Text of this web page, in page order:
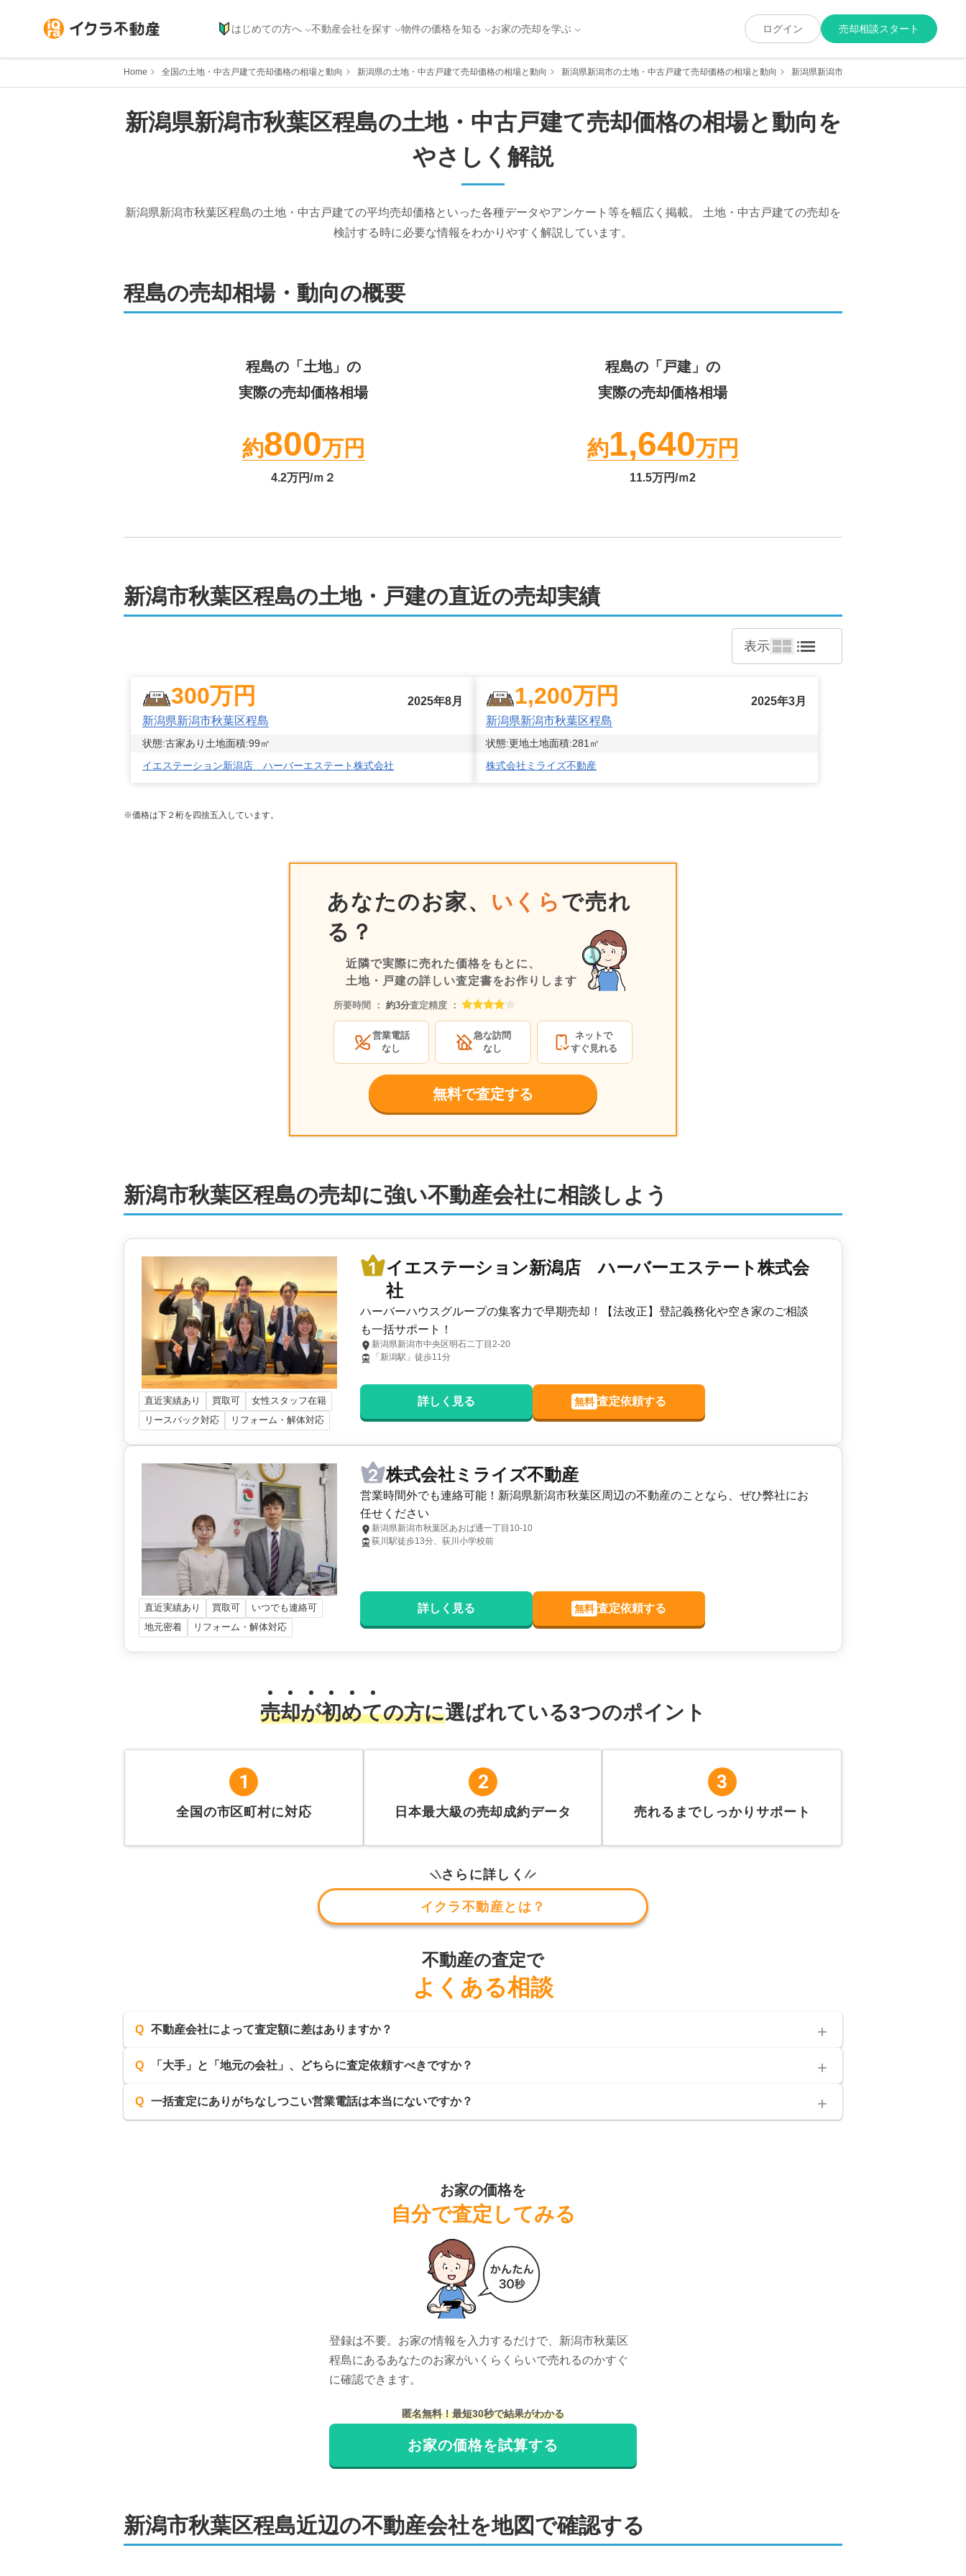
はじめての方へ 不動産会社を探す 物件の価格を知る お家の売却を学ぶ ログイン 売却相談スタート
Home 全国の土地・中古戸建て売却価格の相場と動向 新潟県の土地・中古戸建て売却価格の相場と動向 新潟県新潟市の土地・中古戸建て売却価格の相場と動向 新潟県新潟市秋葉区の土地・中古戸建て売
新潟県新潟市秋葉区程島の土地・中古戸建て売却価格の相場と動向を
やさしく解説
新潟県新潟市秋葉区程島の土地・中古戸建ての平均売却価格といった各種データやアンケート等を幅広く掲載。 土地・中古戸建ての売却を
検討する時に必要な情報をわかりやすく解説しています。
程島の売却相場・動向の概要
程島の「土地」の
実際の売却価格相場
約800万円
4.2万円/ｍ２
程島の「戸建」の
実際の売却価格相場
約1,640万円
11.5万円/ｍ2
新潟市秋葉区程島の土地・戸建の直近の売却実績
表示
300万円
2025年8月
新潟県新潟市秋葉区程島
状態:古家あり 土地面積:99㎡
イエステーション新潟店 ハーバーエステート株式会社
1,200万円
2025年3月
新潟県新潟市秋葉区程島
状態:更地土地面積:281 ㎡
株式会社ミライズ不動産
※価格は下２桁を四捨五入しています。
あなたのお家、 いくら で売れ
る？
近隣で実際に売れた価格をもとに、
土地・戸建の詳しい査定書をお作りします
所要時間 ： 約3分査定精度 ：
営業電話
なし
急な訪問
なし
ネットで
すぐ見れる
無料で査定する
新潟市秋葉区程島の売却に強い不動産会社に相談しよう
直近実績あり 買取可
女性スタッフ在籍
リースバック対応
リフォーム・解体対応
イエステーション新潟店 ハーバーエステート株式会
社
ハーバーハウスグループの集客力で早期売却！【法改正】登記義務化や空き家のご相談
も一括サポート！
新潟県新潟市中央区明石二丁目2-20
「新潟駅」徒歩11分
詳しく見る 無料 査定依頼する
直近実績あり 買取可
いつでも連絡可
地元密着
リフォーム・解体対応
株式会社ミライズ不動産
営業時間外でも連絡可能！新潟県新潟市秋葉区周辺の不動産のことなら、ぜひ弊社にお
任せください
新潟県新潟市秋葉区あおば通一丁目10-10
荻川駅徒歩13分、荻川小学校前
詳しく見る 無料 査定依頼する
売却が初めての方に選ばれている3つのポイント
1
全国の市区町村に対応
2
日本最大級の売却成約データ
3
売れるまでしっかりサポート
さらに詳しく
イクラ不動産とは？
不動産の査定で
よくある相談
Q 不動産会社によって査定額に差はありますか？
Q 「大手」と「地元の会社」、どちらに査定依頼すべきですか？
Q 一括査定にありがちなしつこい営業電話は本当にないですか？
お家の価格を
自分で査定してみる
登録は不要。お家の情報を入力するだけで、 新潟市秋葉区
程島にあるあなたのお家がいくらくらいで売れるのかすぐ
に確認できます。
匿名無料！最短30秒で結果がわかる
お家の価格を試算する
新潟市秋葉区程島近辺の不動産会社を地図で確認する